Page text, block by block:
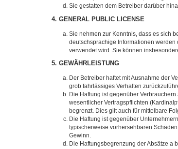
Sie gestatten dem Betreiber darüber
4. GENERAL PUBLIC LICENSE
Sie nehmen zur Kenntnis, dass es sich
deutschsprachige Informationen
verwendet wird. Sie können
5. GEWÄHRLEISTUNG
Der Betreiber haftet mit Ausnahme der
grob fahrlässiges Verhalten
Die Haftung ist gegenüber
wesentlicher Vertragspflichten
begrenzt. Dies gilt auch für mittelbare
Die Haftung ist gegenüber
typischerweise vorhersehbaren
Gewinn.
Die Haftungsbegrenzung der Absätze a